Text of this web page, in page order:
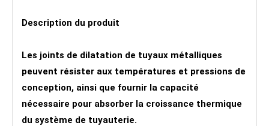
Description du produit
Les joints de dilatation de tuyaux métalliques
peuvent résister aux températures et pressions de
conception, ainsi que fournir la capacité
nécessaire pour absorber la croissance thermique
du système de tuyauterie.